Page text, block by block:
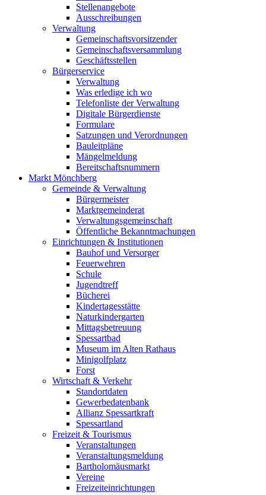
Stellenangebote
Ausschreibungen
Verwaltung
Gemeinschaftsvorsitzender
Gemeinschaftsversammlung
Geschäftsstellen
Bürgerservice
Verwaltung
Was erledige ich wo
Telefonliste der Verwaltung
Digitale Bürgerdienste
Formulare
Satzungen und Verordnungen
Bauleitpläne
Mängelmeldung
Bereitschaftsnummern
Markt Mönchberg
Gemeinde & Verwaltung
Bürgermeister
Marktgemeinderat
Verwaltungsgemeinschaft
Öffentliche Bekanntmachungen
Einrichtungen & Institutionen
Bauhof und Versorger
Feuerwehren
Schule
Jugendtreff
Bücherei
Kindertagesstätte
Naturkindergarten
Mittagsbetreuung
Spessartbad
Museum im Alten Rathaus
Minigolfplatz
Forst
Wirtschaft & Verkehr
Standortdaten
Gewerbedatenbank
Allianz Spessartkraft
Spessartland
Freizeit & Tourismus
Veranstaltungen
Veranstaltungsmeldung
Bartholomäusmarkt
Vereine
Freizeiteinrichtungen